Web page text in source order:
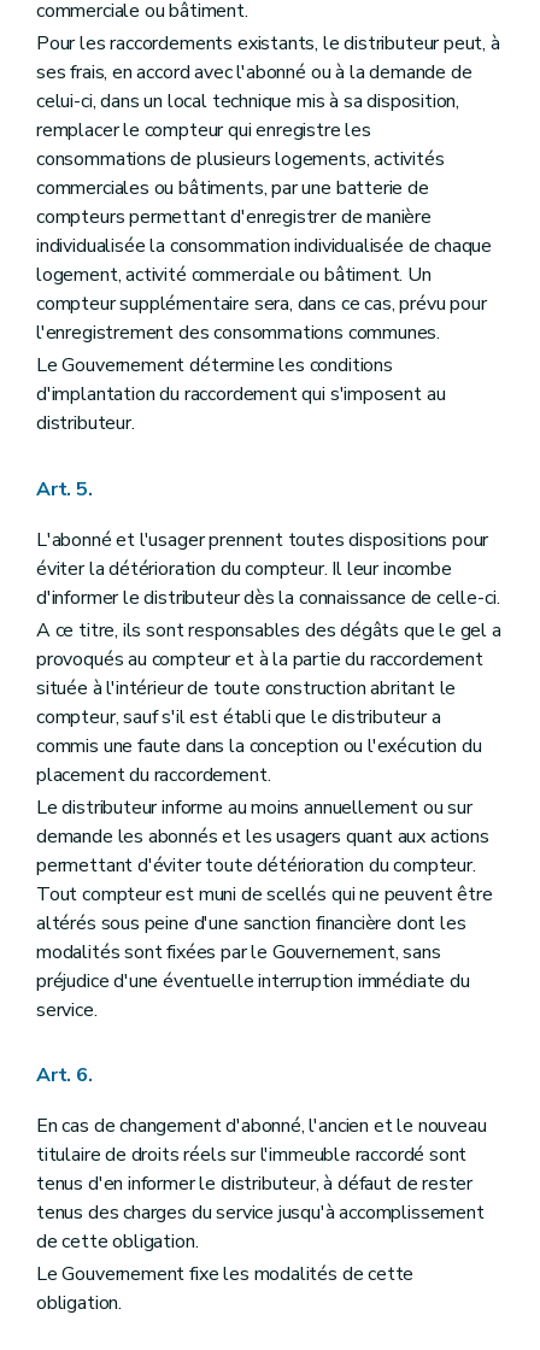
commerciale ou bâtiment.
Pour les raccordements existants, le distributeur peut, à
ses frais, en accord avec l'abonné ou à la demande de
celui-ci, dans un local technique mis à sa disposition,
remplacer le compteur qui enregistre les
consommations de plusieurs logements, activités
commerciales ou bâtiments, par une batterie de
compteurs permettant d'enregistrer de manière
individualisée la consommation individualisée de chaque
logement, activité commerciale ou bâtiment. Un
compteur supplémentaire sera, dans ce cas, prévu pour
l'enregistrement des consommations communes.
Le Gouvernement détermine les conditions
d'implantation du raccordement qui s'imposent au
distributeur.
Art. 5.
L'abonné et l'usager prennent toutes dispositions pour
éviter la détérioration du compteur. Il leur incombe
d'informer le distributeur dès la connaissance de celle-ci.
A ce titre, ils sont responsables des dégâts que le gel a
provoqués au compteur et à la partie du raccordement
située à l'intérieur de toute construction abritant le
compteur, sauf s'il est établi que le distributeur a
commis une faute dans la conception ou l'exécution du
placement du raccordement.
Le distributeur informe au moins annuellement ou sur
demande les abonnés et les usagers quant aux actions
permettant d'éviter toute détérioration du compteur.
Tout compteur est muni de scellés qui ne peuvent être
altérés sous peine d'une sanction financière dont les
modalités sont fixées par le Gouvernement, sans
préjudice d'une éventuelle interruption immédiate du
service.
Art. 6.
En cas de changement d'abonné, l'ancien et le nouveau
titulaire de droits réels sur l'immeuble raccordé sont
tenus d'en informer le distributeur, à défaut de rester
tenus des charges du service jusqu'à accomplissement
de cette obligation.
Le Gouvernement fixe les modalités de cette
obligation.